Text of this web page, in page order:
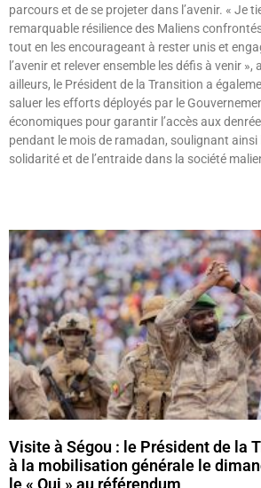
parcours et de se projeter dans l’avenir. « Je
remarquable résilience des Maliens
tout en les encourageant à rester unis et
l’avenir et relever ensemble les défis à venir »,
ailleurs, le Président de la Transition a
saluer les efforts déployés par le
économiques pour garantir l’accès aux
pendant le mois de ramadan, soulignant ainsi
solidarité et de l’entraide dans la société
Visite à Ségou : le Président de la
à la mobilisation générale le
le « Oui » au référendum